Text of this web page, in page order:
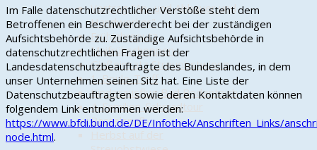
Vortrag "An- und Abbauer und
Handwerker"
Frühjahrsputz
Maifrühschoppen
Gießeinsatz Streuobstwiese
1. Boule-Treff
Kinderausflug Bad Bodenteich
4. Familien-Fahrradtour
Bastelspaß
Im Falle datenschutzrechtlicher Verstöße steht dem
Betroffenen ein Beschwerderecht bei der zuständigen
Aufsichtsbehörde zu. Zuständige Aufsichtsbehörde in
datenschutzrechtlichen Fragen ist der
Landesdatenschutzbeauftragte des Bundeslandes, in dem
unser Unternehmen seinen Sitz hat. Eine Liste der
Datenschutzbeauftragten sowie deren Kontaktdaten können
folgendem Link entnommen werden:
https://www.bfdi.bund.de/DE/Infothek/Anschriften_Links/
node.html.